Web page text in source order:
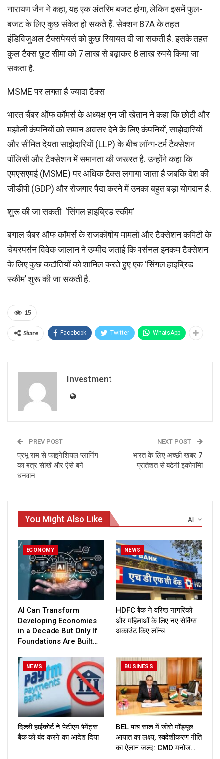
नारायण जैन ने कहा, यह एक अंतरिम बजट होगा, लेकिन इसमें फुल-
बजट के लिए कुछ संकेत हो सकते हैं. सेक्शन 87A के तहत
इंडिविजुअल टैक्सपेयर्स को कुछ रियायत दी जा सकती है. इसके तहत
कुल टैक्स छूट सीमा को 7 लाख से बढ़ाकर 8 लाख रुपये किया जा
सकता है.
MSME पर लगता है ज्यादा टैक्स
भारत चैंबर ऑफ कॉमर्स के अध्यक्ष एन जी खेतान ने कहा कि छोटी और
मझोली कंपनियों को समान अवसर देने के लिए कंपनियों, साझेदारियों
और सीमित देयता साझेदारियों (LLP) के बीच लॉन्ग-टर्म टैक्सेशन
पॉलिसी और टैक्सेशन में समानता की जरूरत है. उन्होंने कहा कि
एमएसएमई (MSME) पर अधिक टैक्स लगाया जाता है जबकि देश की
जीडीपी (GDP) और रोजगार पैदा करने में उनका बहुत बड़ा योगदान है.
शुरू की जा सकती ‘सिंगल हाइब्रिड स्कीम’
बंगाल चैंबर ऑफ कॉमर्स के राजकोषीय मामलों और टैक्सेशन कमिटी के
चेयरपर्सन विवेक जालान ने उम्मीद जताई कि पर्सनल इनकम टैक्सेशन
के लिए कुछ कटौतियों को शामिल करते हुए एक ‘सिंगल हाइब्रिड
स्कीम’ शुरू की जा सकती है.
15
Share Facebook Twitter WhatsApp
Investment
PREV POST
प्रभू राम से फाइनेशियल प्‍लानिंग
का मंत्र सीखें और ऐसे बनें
धनवान
NEXT POST
भारत के लिए अच्‍छी खबर 7
प्रतिशत से बढेगी इकोनॉमी
All
You Might Also Like
ECONOMY
AI Can Transform
Developing Economies
in a Decade But Only If
Foundations Are Built…
NEWS
HDFC बैंक ने वरिष्ठ नागरिकों
और महिलाओं के लिए नए सेविंग्स
अकाउंट किए लॉन्च
NEWS
दिल्ली हाईकोर्ट ने पेटीएम पेमेंट्स
बैंक को बंद करने का आदेश दिया
BUSINESS
BEL पांच साल में जीरो मॉड्यूल
आयात का लक्ष्य, स्वदेशीकरण नीति
का ऐलान जल्द: CMD मनोज…